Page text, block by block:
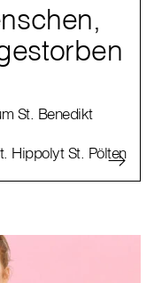
St. Benedikt
Hippolyt St. Pölten